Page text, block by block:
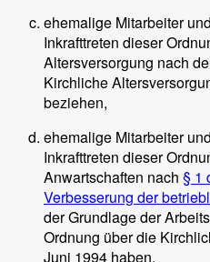
ehemalige Mitarbeiter
Inkrafttreten dieser
Altersversorgung nach
Kirchliche
beziehen,
ehemalige Mitarbeiter
Inkrafttreten dieser
Anwartschaften nach § 1
Verbesserung der
der Grundlage der
Ordnung über die
Juni 1994 haben.